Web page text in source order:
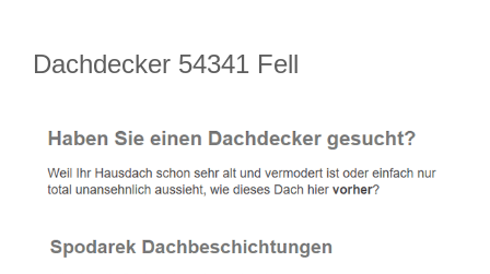
Dachdecker 54341 Fell